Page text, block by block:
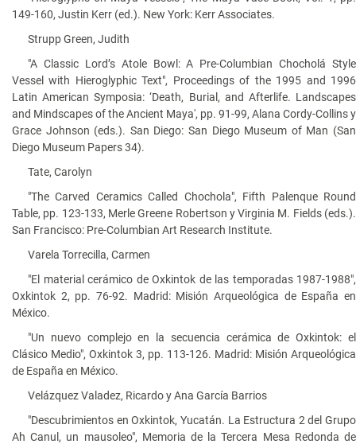
149-160, Justin Kerr (ed.). New York: Kerr Associates.
Strupp Green, Judith
"A Classic Lord’s Atole Bowl: A Pre-Columbian Chocholá Style
Vessel with Hieroglyphic Text", Proceedings of the 1995 and 1996
Latin American Symposia: ‘Death, Burial, and Afterlife. Landscapes
and Mindscapes of the Ancient Maya', pp. 91-99, Alana Cordy-Collins y
Grace Johnson (eds.). San Diego: San Diego Museum of Man (San
Diego Museum Papers 34).
Tate, Carolyn
"The Carved Ceramics Called Chochola", Fifth Palenque Round
Table, pp. 123-133, Merle Greene Robertson y Virginia M. Fields (eds.).
San Francisco: Pre-Columbian Art Research Institute.
Varela Torrecilla, Carmen
"El material cerámico de Oxkintok de las temporadas 1987-1988",
Oxkintok 2, pp. 76-92. Madrid: Misión Arqueológica de España en
México.
"Un nuevo complejo en la secuencia cerámica de Oxkintok: el
Clásico Medio", Oxkintok 3, pp. 113-126. Madrid: Misión Arqueológica
de España en México.
Velázquez Valadez, Ricardo y Ana García Barrios
"Descubrimientos en Oxkintok, Yucatán. La Estructura 2 del Grupo
Ah Canul, un mausoleo", Memoria de la Tercera Mesa Redonda de